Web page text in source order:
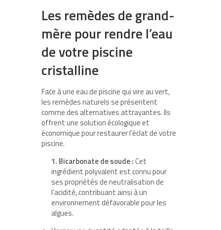
Les remèdes de grand-
mère pour rendre l’eau
de votre piscine
cristalline
Face à une eau de piscine qui vire au vert,
les remèdes naturels se présentent
comme des alternatives attrayantes. Ils
offrent une solution écologique et
économique pour restaurer l’éclat de votre
piscine.
1. Bicarbonate de soude :Cet
ingrédient polyvalent est connu pour
ses propriétés de neutralisation de
l’acidité, contribuant ainsi à un
environnement défavorable pour les
algues.